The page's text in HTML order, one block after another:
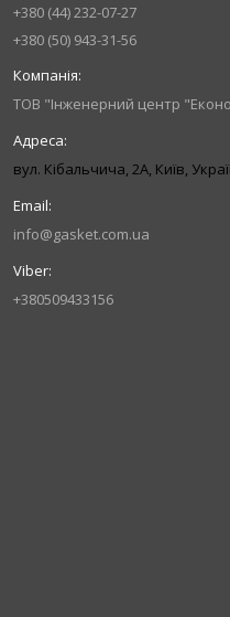
+380 (44) 232-07-27
+380 (50) 943-31-56
ТОВ "Інженерний центр
вул. Кібальчича, 2А, Київ,
info@gasket.com.ua
+380509433156